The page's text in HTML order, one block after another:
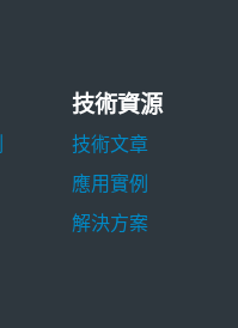
技術資源
技術文章
應用實例
解決方案